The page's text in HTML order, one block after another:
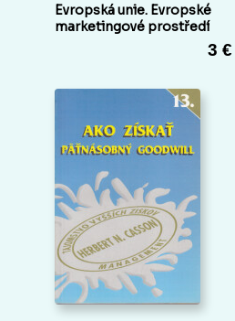
Evropská unie. Evropské
marketingové prostředí
3 €